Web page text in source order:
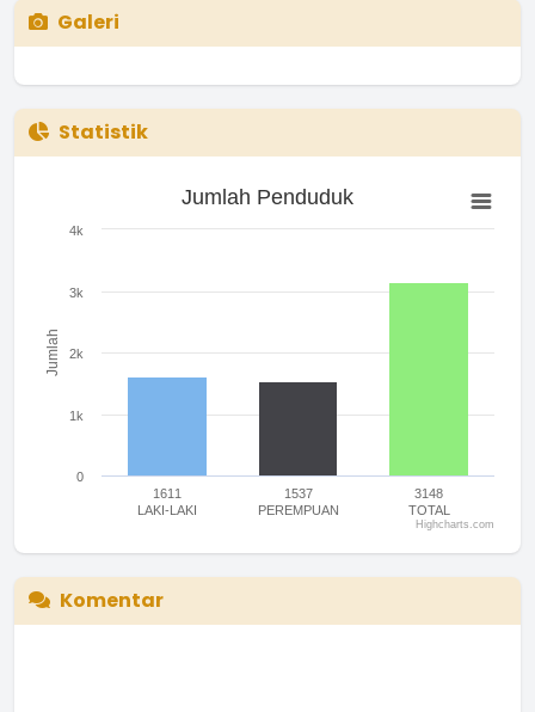
Galeri
Statistik
Bar chart with 3 bars.
The chart has 1 X axis displaying categories.
Jumlah
Jumlah Penduduk
1611
LAKI-LAKI
1537
PEREMPUAN
3148
TOTAL
0
1k
2k
3k
4k
Highcharts.com
Komentar